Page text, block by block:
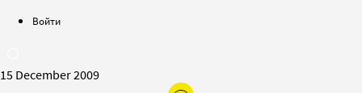
Войти
15 December 2009